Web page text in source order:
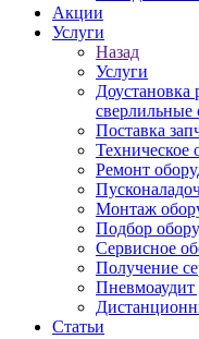
Акции
Услуги
Назад
Услуги
Доустановка
сверлильные
Поставка
Техническое
Ремонт
Монтаж
Подбор
Сервисное
Получение
Пневмоаудит
Статьи